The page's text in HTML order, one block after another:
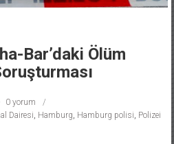
Bar’daki Ölüm
0 yorum
Dairesi Hamburg Hamburg polisi Polizei